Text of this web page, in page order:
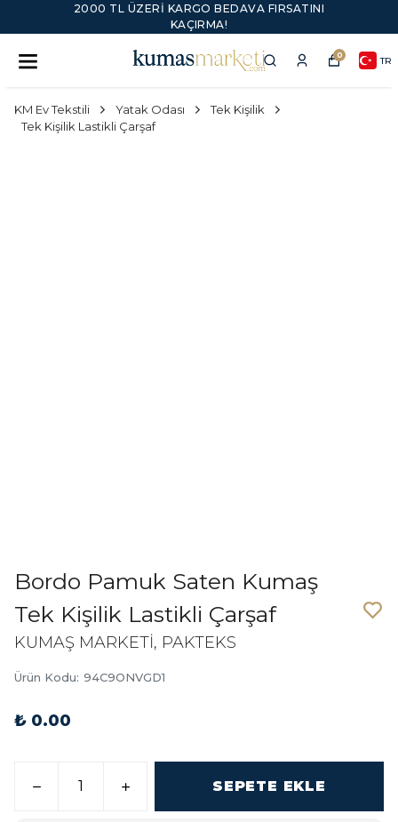
2000 TL ÜZERI KARGO BEDAVA FIRSATINI
KAÇIRMA!
0 TR
KM Ev Tekstili Yatak Odası
Tek Kişilik
Tek Kişilik Lastikli Çarşaf
Bordo Pamuk Saten Kumaş
Tek Kişilik Lastikli Çarşaf
KUMAŞ MARKETİ, PAKTEKS
Ürün Kodu: 94C9ONVGD1
₺ 0.00
SEPETE EKLE